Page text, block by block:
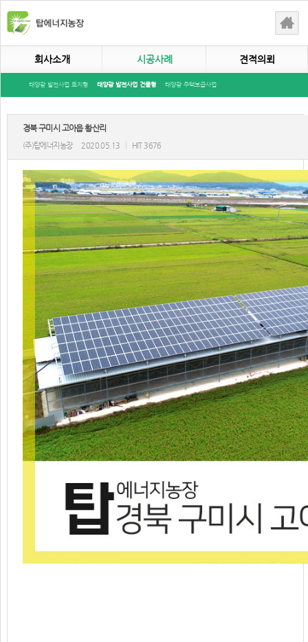
회사소개 시공사례 견적의뢰
태양광 발전사업 토지형 태양광 발전사업 건물형 태양광 주택보급사업
경북 구미시 고아읍 황산리
(주)탑에너지농장 2020.05.13 HIT 3676